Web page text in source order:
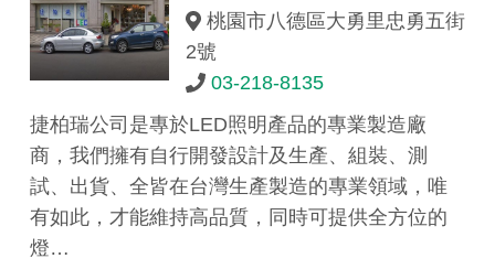
桃園市八德區大勇里忠勇五街
2號
03-218-8135
捷柏瑞公司是專於LED照明產品的專業製造廠
商，我們擁有自行開發設計及生產、組裝、測
試、出貨、全皆在台灣生產製造的專業領域，唯
有如此，才能維持高品質，同時可提供全方位的
燈…